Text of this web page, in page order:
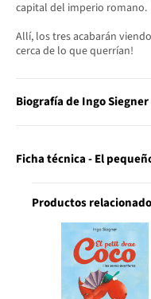
capital del imperio romano.
Allí, los tres acabarán
cerca de lo que querrían!
Biografía de Ingo Siegner
Ficha técnica - El
Productos